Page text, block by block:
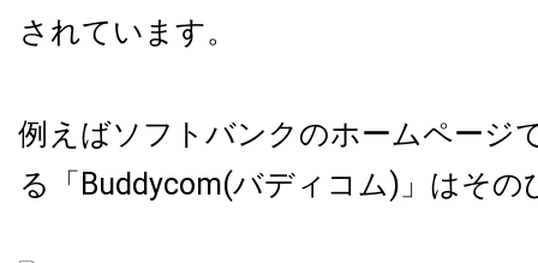
されています。
例えばソフトバンクのホームページ
る「Buddycom(バディコム)」はその